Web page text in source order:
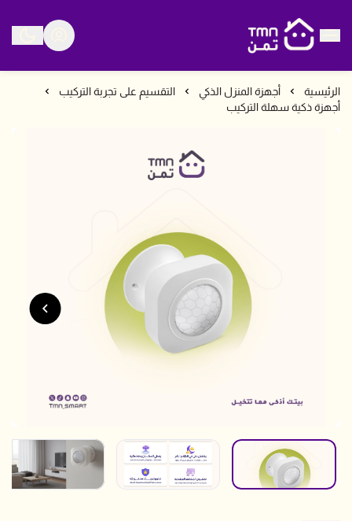
متجر تمن
الرئيسية أجهزة المنزل الذكي
التقسيم على تجربة التركيب
أجهزة ذكية سهلة التركيب